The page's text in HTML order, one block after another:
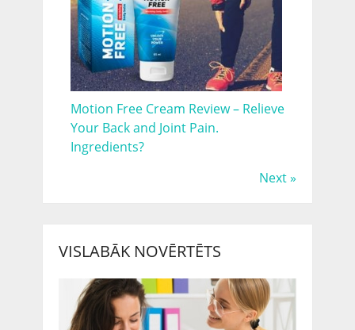
Motion Free Cream Review – Relieve
Your Back and Joint Pain.
Ingredients?
Next »
VISLABĀK NOVĒRTĒTS